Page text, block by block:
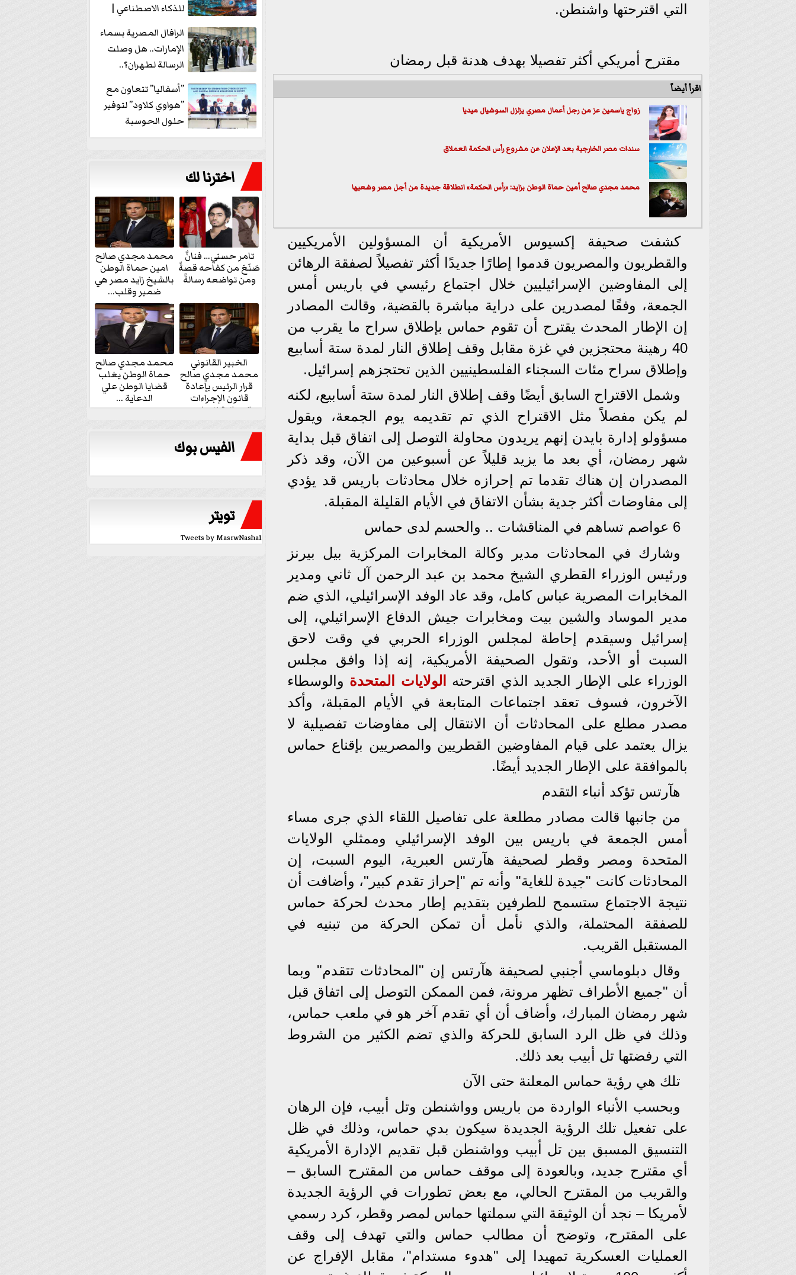
التي اقترحتها واشنطن.
مقترح أمريكي أكثر تفصيلا بهدف هدنة قبل رمضان
اقرأ أيضاً
زواج ياسمين عز من رجل أعمال مصري يزلزل السوشيال ميديا
سندات مصر الخارجية بعد الإعلان عن مشروع رأس الحكمة العملاق
محمد مجدي صالح أمين حماة الوطن بزايد: «رأس الحكمة» انطلاقة جديدة من أجل مصر وشعبها
كشفت صحيفة إكسيوس الأمريكية أن المسؤولين الأمريكيين
والقطريون والمصريون قدموا إطارًا جديدًا أكثر تفصيلاً لصفقة الرهائن
إلى المفاوضين الإسرائيليين خلال اجتماع رئيسي في باريس أمس
الجمعة، وفقًا لمصدرين على دراية مباشرة بالقضية، وقالت المصادر
إن الإطار المحدث يقترح أن تقوم حماس بإطلاق سراح ما يقرب من
40 رهينة محتجزين في غزة مقابل وقف إطلاق النار لمدة ستة أسابيع
وإطلاق سراح مئات السجناء الفلسطينيين الذين تحتجزهم إسرائيل.
وشمل الاقتراح السابق أيضًا وقف إطلاق النار لمدة ستة أسابيع، لكنه
لم يكن مفصلاً مثل الاقتراح الذي تم تقديمه يوم الجمعة، ويقول
مسؤولو إدارة بايدن إنهم يريدون محاولة التوصل إلى اتفاق قبل بداية
شهر رمضان، أي بعد ما يزيد قليلاً عن أسبوعين من الآن، وقد ذكر
المصدران إن هناك تقدما تم إحرازه خلال محادثات باريس قد يؤدي
إلى مفاوضات أكثر جدية بشأن الاتفاق في الأيام القليلة المقبلة.
6 عواصم تساهم في المناقشات .. والحسم لدى حماس
وشارك في المحادثات مدير وكالة المخابرات المركزية بيل بيرنز
ورئيس الوزراء القطري الشيخ محمد بن عبد الرحمن آل ثاني ومدير
المخابرات المصرية عباس كامل، وقد عاد الوفد الإسرائيلي، الذي ضم
مدير الموساد والشين بيت ومخابرات جيش الدفاع الإسرائيلي، إلى
إسرائيل وسيقدم إحاطة لمجلس الوزراء الحربي في وقت لاحق
السبت أو الأحد، وتقول الصحيفة الأمريكية، إنه إذا وافق مجلس
الوزراء على الإطار الجديد الذي اقترحته
الولايات المتحدة والوسطاء
الآخرون، فسوف تعقد اجتماعات المتابعة في الأيام المقبلة، وأكد
مصدر مطلع على المحادثات أن الانتقال إلى مفاوضات تفصيلية لا
يزال يعتمد على قيام المفاوضين القطريين والمصريين بإقناع حماس
بالموافقة على الإطار الجديد أيضًا.
هآرتس تؤكد أنباء التقدم
من جانبها قالت مصادر مطلعة على تفاصيل اللقاء الذي جرى مساء
أمس الجمعة في باريس بين الوفد الإسرائيلي وممثلي الولايات
المتحدة ومصر وقطر لصحيفة هآرتس العبرية، اليوم السبت، إن
المحادثات كانت "جيدة للغاية" وأنه تم "إحراز تقدم كبير"، وأضافت أن
نتيجة الاجتماع ستسمح للطرفين بتقديم إطار محدث لحركة حماس
للصفقة المحتملة، والذي نأمل أن تمكن الحركة من تبنيه في
المستقبل القريب.
وقال دبلوماسي أجنبي لصحيفة هآرتس إن "المحادثات تتقدم" وبما
أن "جميع الأطراف تظهر مرونة، فمن الممكن التوصل إلى اتفاق قبل
شهر رمضان المبارك، وأضاف أن أي تقدم آخر هو في ملعب حماس،
وذلك في ظل الرد السابق للحركة والذي تضم الكثير من الشروط
التي رفضتها تل أبيب بعد ذلك.
تلك هي رؤية حماس المعلنة حتى الآن
وبحسب الأنباء الواردة من باريس وواشنطن وتل أبيب، فإن الرهان
على تفعيل تلك الرؤية الجديدة سيكون بدي حماس، وذلك في ظل
التنسيق المسبق بين تل أبيب وواشنطن قبل تقديم الإدارة الأمريكية
أي مقترح جديد، وبالعودة إلى موقف حماس من المقترح السابق –
والقريب من المقترح الحالي، مع بعض تطورات في الرؤية الجديدة
لأمريكا – نجد أن الوثيقة التي سملتها حماس لمصر وقطر، كرد رسمي
على المقترح، وتوضح أن مطالب حماس والتي تهدف إلى وقف
العمليات العسكرية تمهيدا إلى "هدوء مستدام"، مقابل الإفراج عن
للذكاء الاصطناعي |
الرافال المصرية بسماء
الإمارات.. هل وصلت
الرسالة لطهران؟..
”ماعت جروب” تُجيب؟
|...
”أسفاليا” تتعاون مع
”هواوي كلاود” لتوفير
حلول الحوسبة
السحابية والأمن
اخترنا لك
تامر حسني… فنانٌ
صَنَعَ من كفاحه قصةً
ومن تواضعه رسالةً
محمد مجدي صالح
امين حماة الوطن
بالشيخ زايد مصر هي
ضمير وقلب...
الخبير القانوني
محمد مجدي صالح
قرار الرئيس بإعادة
قانون الإجراءات
الجنائية للنواب...
محمد مجدي صالح
حماة الوطن يغلب
قضايا الوطن علي
الدعاية ...
الفيس بوك
تويتر
Tweets by MasrwNasha1